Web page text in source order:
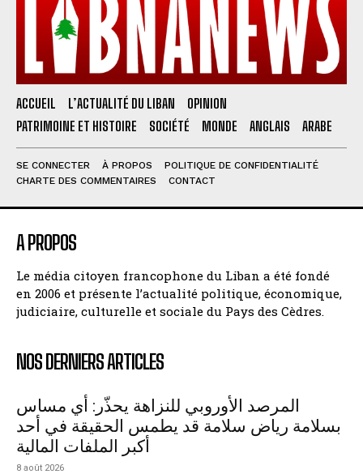
ACCUEIL L’ACTUALITÉ DU LIBAN
OPINION
PATRIMOINE ET HISTOIRE
SOCIÉTÉ MONDE ANGLAIS ARABE
SE CONNECTER À PROPOS
POLITIQUE DE CONFIDENTIALITÉ
CHARTE DES COMMENTAIRES
CONTACT
A PROPOS
Le média citoyen francophone du Liban a été fondé
en 2006 et présente l’actualité politique, économique,
judiciaire, culturelle et sociale du Pays des Cèdres.
NOS DERNIERS ARTICLES
المرصد الأوروبي للنزاهة يحذّر: أي مساس
بسلامة رياض سلامة قد يطمس الحقيقة في أحد
أكبر الملفات المالية
8 août 2026